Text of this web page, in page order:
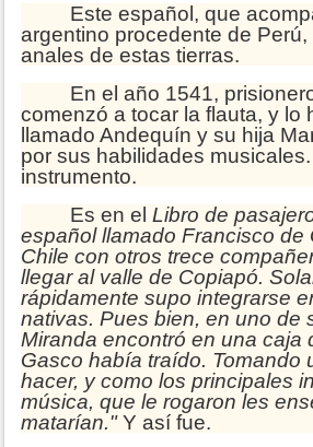
Este español, que
argentino procedente de
anales de estas tierras.
En el año 1541, prisionero
comenzó a tocar la flauta, y lo
llamado Andequín y su hija
por sus habilidades
instrumento.
Es en el Libro de
español llamado Francisco
Chile con otros trece
llegar al valle de Copiapó.
rápidamente supo integrarse
nativas. Pues bien, en uno de
Miranda encontró en una caja
Gasco había traído. Tomando
hacer, y como los principales
música, que le rogaron les
matarían."Y así fue.